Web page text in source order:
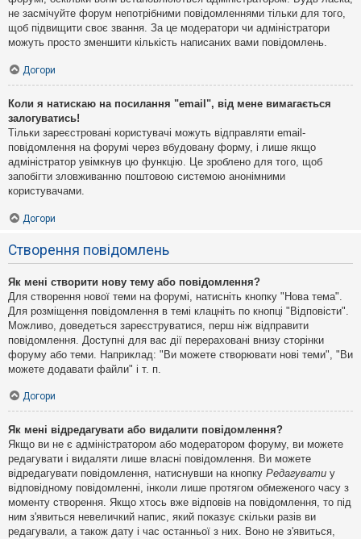
не засмічуйте форум непотрібними повідомленнями тільки для того,
щоб підвищити своє звання. За це модератори чи адміністратори
можуть просто зменшити кількість написаних вами повідомлень.
Догори
Коли я натискаю на посилання "email", від мене вимагається
залогуватись!
Тільки зареєстровані користувачі можуть відправляти email-
повідомлення на форумі через вбудовану форму, і лише якщо
адміністратор увімкнув цю функцію. Це зроблено для того, щоб
запобігти зловживанню поштовою системою анонімними
користувачами.
Догори
Створення повідомлень
Як мені створити нову тему або повідомлення?
Для створення нової теми на форумі, натисніть кнопку "Нова тема".
Для розміщення повідомлення в темі клацніть по кнопці "Відповісти".
Можливо, доведеться зареєструватися, перш ніж відправити
повідомлення. Доступні для вас дії перераховані внизу сторінки
форуму або теми. Наприклад: "Ви можете створювати нові теми", "Ви
можете додавати файли" і т. п.
Догори
Як мені відредагувати або видалити повідомлення?
Якщо ви не є адміністратором або модератором форуму, ви можете
редагувати і видаляти лише власні повідомлення. Ви можете
відредагувати повідомлення, натиснувши на кнопку Редагувати у
відповідному повідомленні, інколи лише протягом обмеженого часу з
моменту створення. Якщо хтось вже відповів на повідомлення, то під
ним з'явиться невеличкий напис, який показує скільки разів ви
редагували, а також дату і час останньої з них. Воно не з'явиться,